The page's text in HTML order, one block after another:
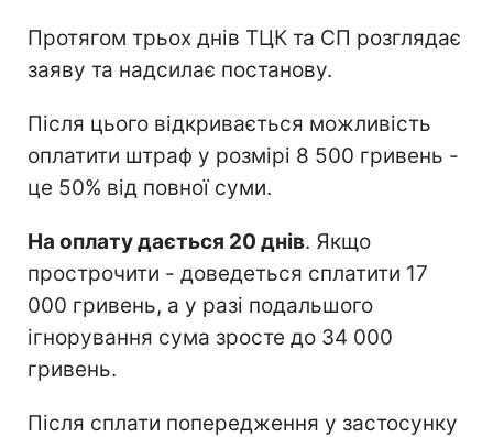
Протягом трьох днів ТЦК та СП розглядає
заяву та надсилає постанову.
Після цього відкривається можливість
оплатити штраф у розмірі 8 500 гривень -
це 50% від повної суми.
На оплату дається 20 днів. Якщо
прострочити - доведеться сплатити 17
000 гривень, а у разі подальшого
ігнорування сума зросте до 34 000
гривень.
Після сплати попередження у застосунку